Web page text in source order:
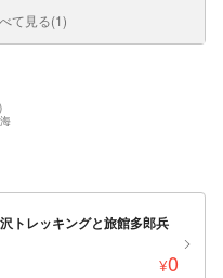
て見る(1)
トレッキングと旅館多郎兵
¥0